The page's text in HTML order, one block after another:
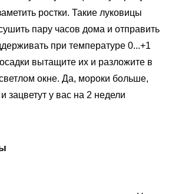
ростки. Такие луковицы
пару часов дома и отправить
при температуре 0...+1
вытащите их и разложите в
окне. Да, мороки больше,
зацветут у вас на 2 недели